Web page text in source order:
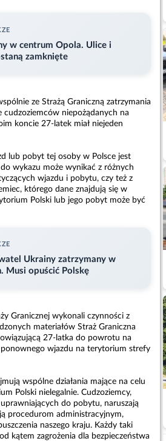
w centrum Opola. Ulice i
zamknięte
ze Strażą Graniczną zatrzymania
cudzoziemców niepożądanych na
koncie 27-latek miał niejeden
lub pobyt tej osoby w Polsce jest
wykazu może wynikać z różnych
wjazdu i pobytu, czy też z
którego dane znajdują się w
Polski lub jego pobyt może być
Ukrainy zatrzymany w
Musi opuścić Polskę
Granicznej wykonali czynności z
materiałów Straż Graniczna
27-latka do powrotu na
ponownego wjazdu na terytorium strefy
wspólne działania mające na celu
Polski nielegalnie. Cudzoziemcy,
do pobytu, naruszają
procedurom administracyjnym,
naszego kraju. Każdy taki
kątem zagrożenia dla bezpieczeństwa